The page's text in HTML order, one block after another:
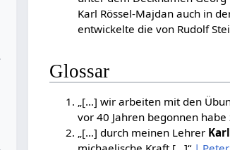
Karl Rössel-Majdan auch in
entwickelte die von Rudolf
Glossar
„[…] wir arbeiten mit den
vor 40 Jahren begonnen habe
„[…] durch meinen Lehrer